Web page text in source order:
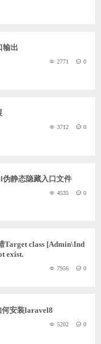
输出
2771 0
3712 0
静态隐藏入口文件
4535 0
Target class [Admin\Ind
exist.
7956 0
安装laravel8
5202 0